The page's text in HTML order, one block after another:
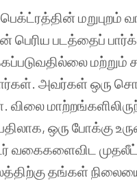
மறுபுறம்
படத்தைப்
அவர்கள் ஒரு
விலை
ஒரு போக்கு
வகைகளைவிட
தங்கள்